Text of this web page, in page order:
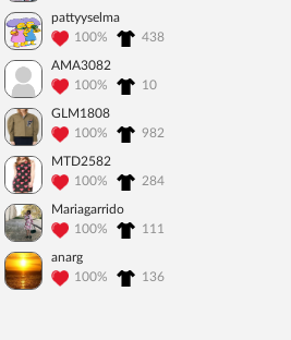
pattyyselma
100%
438
AMA3082
100%
10
GLM1808
100%
982
MTD2582
100%
284
Mariagarrido
100%
111
anarg
100%
136